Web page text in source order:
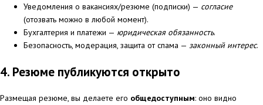
Уведомления о вакансиях/резюме (подписки) — согласие
(отозвать можно в любой момент).
Бухгалтерия и платежи — юридическая обязанность.
Безопасность, модерация, защита от спама — законный интерес.
4. Резюме публикуются открыто
Размещая резюме, вы делаете его общедоступным: оно видно